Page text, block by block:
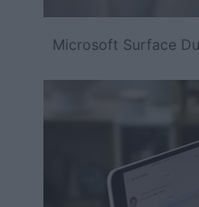
Microsoft Surface